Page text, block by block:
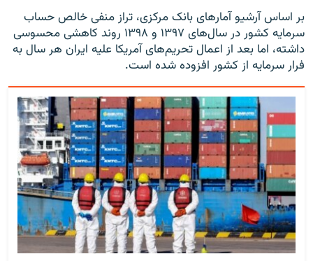
بر اساس آرشیو آمارهای بانک مرکزی، تراز منفی خالص حساب
سرمایه کشور در سال‌های ۱۳۹۷ و ۱۳۹۸ روند کاهشی محسوسی
داشته، اما بعد از اعمال تحریم‌های آمریکا علیه ایران هر سال به
فرار سرمایه از کشور افزوده شده است.